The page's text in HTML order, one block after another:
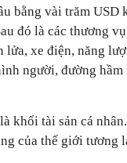
bằng vài trăm USD
đó là các thương
lửa, xe điện, năng
người, đường hầm
khối tài sản cá
của thế giới tương